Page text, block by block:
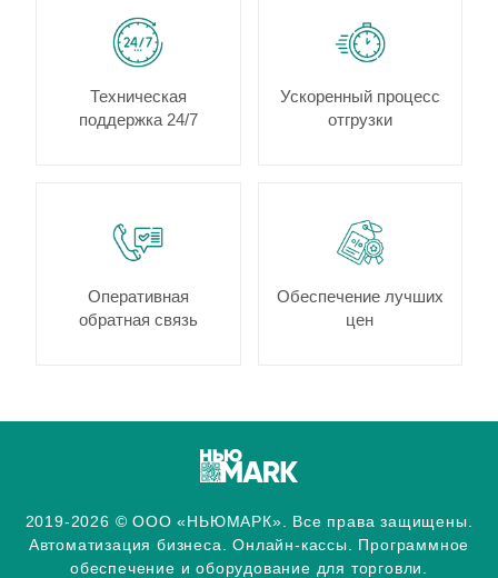
Техническая
поддержка 24/7
Ускоренный процесс
отгрузки
Оперативная
обратная связь
Обеспечение лучших
цен
2019-2026 © ООО «НЬЮМАРК». Все права защищены.
Автоматизация бизнеса. Онлайн-кассы. Программное
обеспечение и оборудование для торговли.